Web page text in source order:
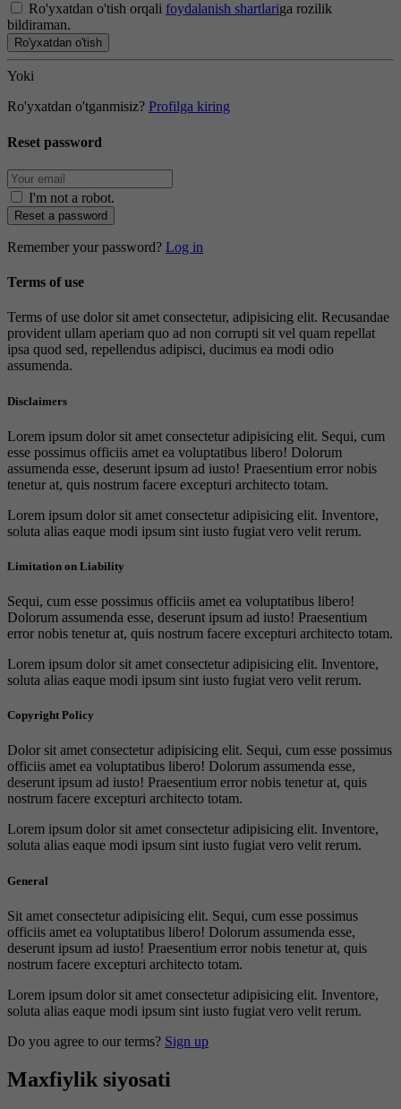
Ro'yxatdan o'tish orqali foydalanish shartlariga rozilik
bildiraman.
Ro'yxatdan o'tish
Yoki
Ro'yxatdan o'tganmisiz? Profilga kiring
Reset password
I'm not a robot.
Reset a password
Remember your password? Log in
Terms of use
Terms of use dolor sit amet consectetur, adipisicing elit. Recusandae
provident ullam aperiam quo ad non corrupti sit vel quam repellat
ipsa quod sed, repellendus adipisci, ducimus ea modi odio
assumenda.
Disclaimers
Lorem ipsum dolor sit amet consectetur adipisicing elit. Sequi, cum
esse possimus officiis amet ea voluptatibus libero! Dolorum
assumenda esse, deserunt ipsum ad iusto! Praesentium error nobis
tenetur at, quis nostrum facere excepturi architecto totam.
Lorem ipsum dolor sit amet consectetur adipisicing elit. Inventore,
soluta alias eaque modi ipsum sint iusto fugiat vero velit rerum.
Limitation on Liability
Sequi, cum esse possimus officiis amet ea voluptatibus libero!
Dolorum assumenda esse, deserunt ipsum ad iusto! Praesentium
error nobis tenetur at, quis nostrum facere excepturi architecto totam.
Lorem ipsum dolor sit amet consectetur adipisicing elit. Inventore,
soluta alias eaque modi ipsum sint iusto fugiat vero velit rerum.
Copyright Policy
Dolor sit amet consectetur adipisicing elit. Sequi, cum esse possimus
officiis amet ea voluptatibus libero! Dolorum assumenda esse,
deserunt ipsum ad iusto! Praesentium error nobis tenetur at, quis
nostrum facere excepturi architecto totam.
Lorem ipsum dolor sit amet consectetur adipisicing elit. Inventore,
soluta alias eaque modi ipsum sint iusto fugiat vero velit rerum.
General
Sit amet consectetur adipisicing elit. Sequi, cum esse possimus
officiis amet ea voluptatibus libero! Dolorum assumenda esse,
deserunt ipsum ad iusto! Praesentium error nobis tenetur at, quis
nostrum facere excepturi architecto totam.
Lorem ipsum dolor sit amet consectetur adipisicing elit. Inventore,
soluta alias eaque modi ipsum sint iusto fugiat vero velit rerum.
Do you agree to our terms? Sign up
Maxfiylik siyosati